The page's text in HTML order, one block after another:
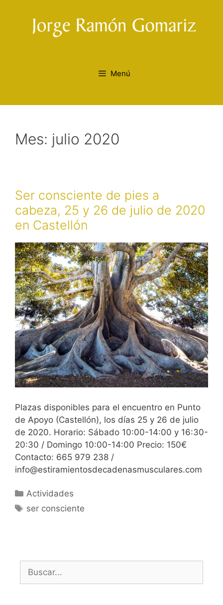
contenido
Menú
Mes: julio 2020
Ser consciente de pies a
cabeza, 25 y 26 de julio de 2020
en Castellón
Plazas disponibles para el encuentro en Punto
de Apoyo (Castellón), los días 25 y 26 de julio
de 2020. Horario: Sábado 10:00-14:00 y 16:30-
20:30 / Domingo 10:00-14:00 Precio: 150€
Contacto: 665 979 238 /
info@estiramientosdecadenasmusculares.com
Categorías
Actividades
Etiquetas
ser consciente
Buscar: